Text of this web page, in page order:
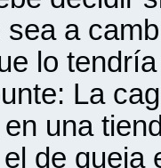
sea a
lo
La
una
de queja